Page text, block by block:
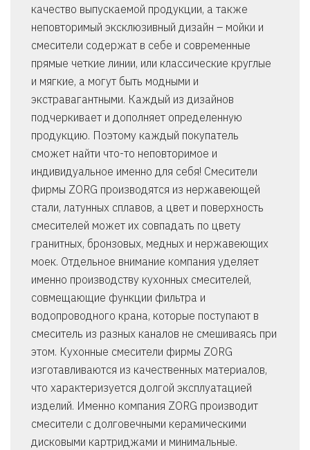
качество выпускаемой продукции, а также
неповторимый эксклюзивный дизайн – мойки и
смесители содержат в себе и современные
прямые четкие линии, или классические круглые
и мягкие, а могут быть модными и
экстравагантными. Каждый из дизайнов
подчеркивает и дополняет определенную
продукцию. Поэтому каждый покупатель
сможет найти что-то неповторимое и
индивидуальное именно для себя! Смесители
фирмы ZORG производятся из нержавеющей
стали, латунных сплавов, а цвет и поверхность
смесителей может их совпадать по цвету
гранитных, бронзовых, медных и нержавеющих
моек. Отдельное внимание компания уделяет
именно производству кухонных смесителей,
совмещающие функции фильтра и
водопроводного крана, которые поступают в
смеситель из разных каналов не смешиваясь при
этом. Кухонные смесители фирмы ZORG
изготавливаются из качественных материалов,
что характеризуется долгой эксплуатацией
изделий. Именно компания ZORG производит
смесители с долговечными керамическими
дисковыми картриджами и минимальные.